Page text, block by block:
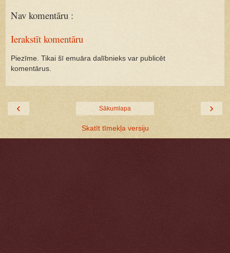
Nav komentāru :
Ierakstīt komentāru
Piezīme. Tikai šī emuāra dalībnieks var publicēt
komentārus.
‹ ›
Sākumlapa
Skatīt tīmekļa versiju